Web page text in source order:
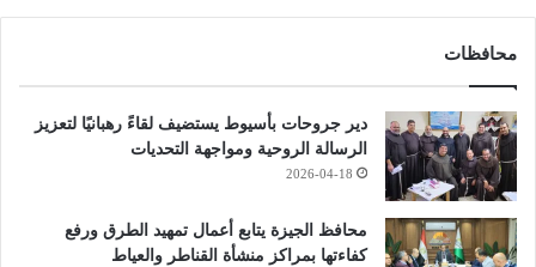
محافظات
دير جروحات بأسيوط يستضيف لقاءً رهبانيًا لتعزيز
الرسالة الروحية ومواجهة التحديات
2026-04-18
محافظ الجيزة يتابع أعمال تمهيد الطرق ورفع
كفاءتها بمراكز منشأة القناطر والعياط